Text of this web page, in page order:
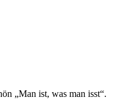
„Man ist, was man isst“.